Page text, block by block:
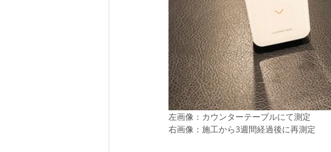
左画像：カウンターテーブルにて測定
右画像：施工から3週間経過後に再測定